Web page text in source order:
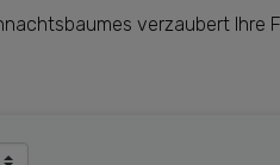
verzaubert Ihre